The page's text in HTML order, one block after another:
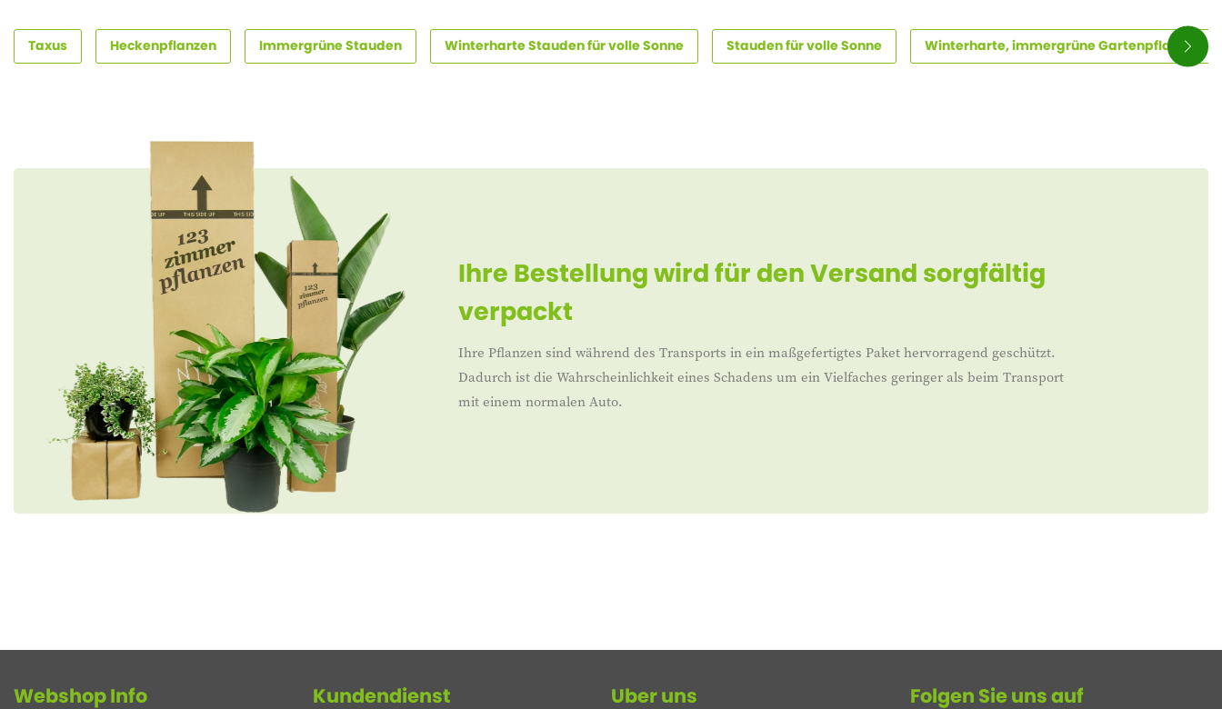
Taxus Heckenpflanzen Immergrüne Stauden Winterharte Stauden für volle Sonne Stauden für volle Sonne Winterharte, immergrüne Gartenpflanzen
Ihre Bestellung wird für den Versand sorgfältig
verpackt
Ihre Pflanzen sind während des Transports in ein maßgefertigtes Paket hervorragend geschützt.
Dadurch ist die Wahrscheinlichkeit eines Schadens um ein Vielfaches geringer als beim Transport
mit einem normalen Auto.
Webshop Info Kundendienst Uber uns Folgen Sie uns auf